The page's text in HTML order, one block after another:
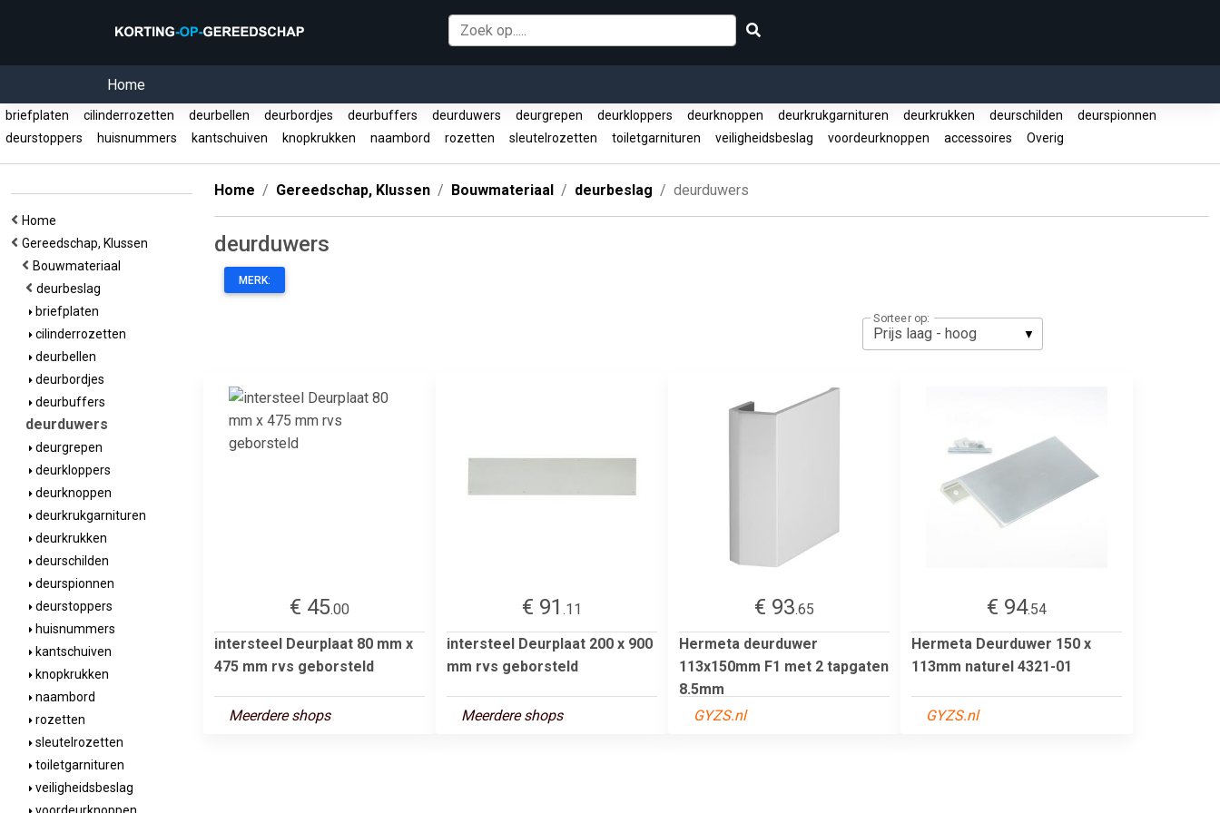
Home
briefplaten cilinderrozetten deurbellen deurbordjes deurbuffers deurduwers deurgrepen deurkloppers deurknoppen deurkrukgarnituren deurkrukken deurschilden
deurspionnen
deurstoppers
huisnummers kantschuiven knopkrukken naambord rozetten sleutelrozetten toiletgarnituren veiligheidsbeslag voordeurknoppen accessoires Overig
Home
Gereedschap, Klussen
Bouwmateriaal
deurbeslag
briefplaten
cilinderrozetten
deurbellen
deurbordjes
deurbuffers
deurduwers
deurgrepen
deurkloppers
deurknoppen
deurkrukgarnituren
deurkrukken
deurschilden
deurspionnen
deurstoppers
huisnummers
kantschuiven
knopkrukken
naambord
rozetten
sleutelrozetten
toiletgarnituren
veiligheidsbeslag
Home Gereedschap, Klussen Bouwmateriaal deurbeslag deurduwers
deurduwers
MERK:
Sorteer op:
€ 45.00
intersteel Deurplaat 80 mm x
475 mm rvs geborsteld
Meerdere shops
€ 91 .11
intersteel Deurplaat 200 x 900
mm rvs geborsteld
Meerdere shops
€ 93.65
Hermeta deurduwer
113x150mm F1 met 2 tapgaten
8.5mm
GYZS.nl
€ 94.54
Hermeta Deurduwer 150 x
113mm naturel 4321-01
GYZS.nl